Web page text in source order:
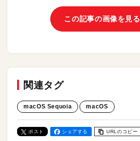
この記事の画像を見る
関連タグ
macOS Sequoia macOS
ポスト シェアする URLのコピー